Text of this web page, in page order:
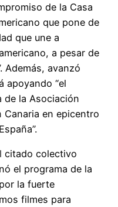
de la Casa
que pone de
que une a
a pesar de
Además, avanzó
apoyando “el
de la Asociación
en epicentro
citado colectivo
el programa de la
la fuerte
filmes para